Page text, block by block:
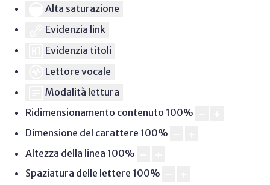
Alta saturazione
Evidenzia link
Evidenzia titoli
Lettore vocale
Modalità lettura
Ridimensionamento contenuto 100%
Dimensione del carattere 100%
Altezza della linea 100%
Spaziatura delle lettere 100%